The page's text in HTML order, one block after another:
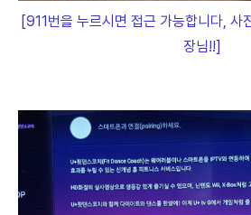
[911번을 누르시면 접근 가능합니다, 사
장님!!]